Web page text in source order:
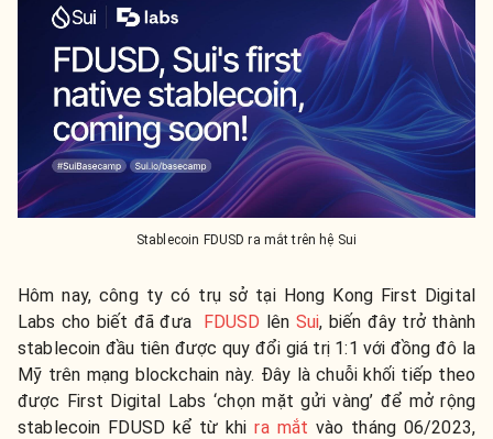
Stablecoin FDUSD ra mắt trên hệ Sui
Hôm nay, công ty có trụ sở tại Hong Kong First Digital
Labs cho biết đã đưa FDUSD lên Sui, biến đây trở thành
stablecoin đầu tiên được quy đổi giá trị 1:1 với đồng đô la
Mỹ trên mạng blockchain này. Đây là chuỗi khối tiếp theo
được First Digital Labs ‘chọn mặt gửi vàng’ để mở rộng
stablecoin FDUSD kể từ khira mắt vào tháng 06/2023,